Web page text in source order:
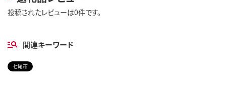
投稿されたレビューは0件です。
関連キーワード
七尾市